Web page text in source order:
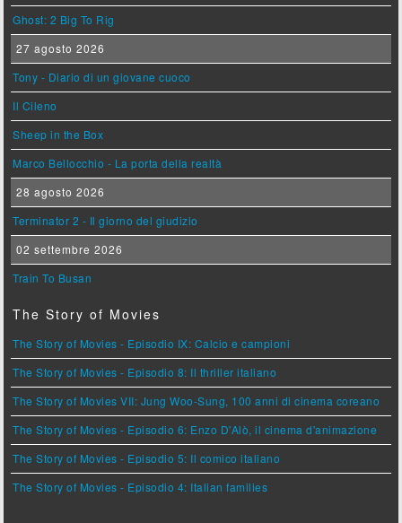
Ghost: 2 Big To Rig
27 agosto 2026
Tony - Diario di un giovane cuoco
Il Cileno
Sheep in the Box
Marco Bellocchio - La porta della realtà
28 agosto 2026
Terminator 2 - Il giorno del giudizio
02 settembre 2026
Train To Busan
The Story of Movies
The Story of Movies - Episodio IX: Calcio e campioni
The Story of Movies - Episodio 8: Il thriller italiano
The Story of Movies VII: Jung Woo-Sung, 100 anni di cinema coreano
The Story of Movies - Episodio 6: Enzo D'Alò, il cinema d'animazione
The Story of Movies - Episodio 5: Il comico italiano
The Story of Movies - Episodio 4: Italian families